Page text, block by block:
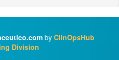
by ClinOpsHub
Division